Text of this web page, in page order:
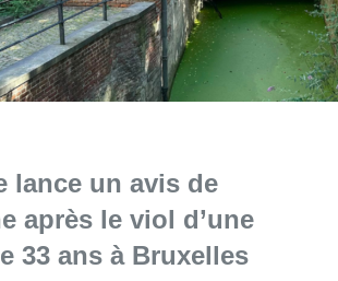
lance un avis de
après le viol d’une
33 ans à Bruxelles